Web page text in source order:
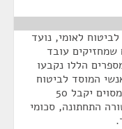
לאומי, נועד
עובד
הללו נקבעו
המוסד לביטוח
לאומי, לנו לא היה יד בדבר, האם אדם מסוים יקבל 50
150 שקלים. השורה התחתונה, סכומי